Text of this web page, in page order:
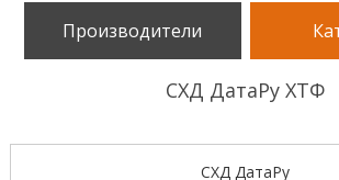
Производители
СХД ДатаРу ХТФ
СХД ДатаРу